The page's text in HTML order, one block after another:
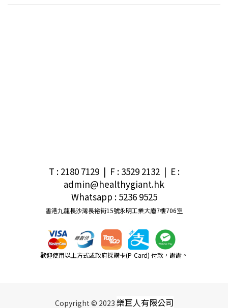
T : 2180 7129 | F : 3529 2132| E:
admin@healthygiant.hk
Whatsapp : 5236 9525
香港九龍長沙灣長裕街15號永明工業大廈7樓706室
歡迎使用以上方式或政府採購卡(P-Card) 付款，謝謝。
Copyright © 2023 樂巨人有限公司